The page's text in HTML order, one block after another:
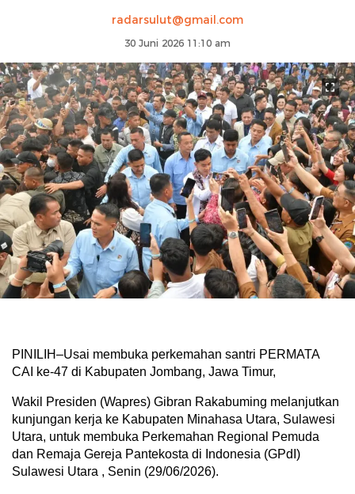
radarsulut@gmail.com
30 Juni 2026 11:10 am
PINILIH–Usai membuka perkemahan santri PERMATA
CAI ke-47 di Kabupaten Jombang, Jawa Timur,
Wakil Presiden (Wapres) Gibran Rakabuming melanjutkan
kunjungan kerja ke Kabupaten Minahasa Utara, Sulawesi
Utara, untuk membuka Perkemahan Regional Pemuda
dan Remaja Gereja Pantekosta di Indonesia (GPdI)
Sulawesi Utara , Senin (29/06/2026).